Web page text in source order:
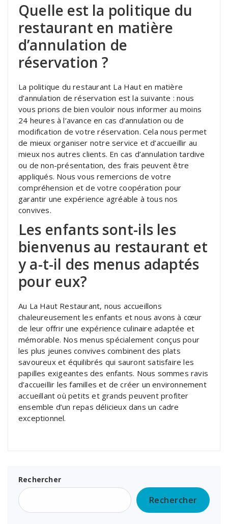
Quelle est la politique du
restaurant en matière
d’annulation de
réservation ?
La politique du restaurant La Haut en matière
d’annulation de réservation est la suivante : nous
vous prions de bien vouloir nous informer au moins
24 heures à l’avance en cas d’annulation ou de
modification de votre réservation. Cela nous permet
de mieux organiser notre service et d’accueillir au
mieux nos autres clients. En cas d’annulation tardive
ou de non-présentation, des frais peuvent être
appliqués. Nous vous remercions de votre
compréhension et de votre coopération pour
garantir une expérience agréable à tous nos
convives.
Les enfants sont-ils les
bienvenus au restaurant et
y a-t-il des menus adaptés
pour eux?
Au La Haut Restaurant, nous accueillons
chaleureusement les enfants et nous avons à cœur
de leur offrir une expérience culinaire adaptée et
mémorable. Nos menus spécialement conçus pour
les plus jeunes convives combinent des plats
savoureux et équilibrés qui sauront satisfaire les
papilles exigeantes des enfants. Nous sommes ravis
d’accueillir les familles et de créer un environnement
accueillant où petits et grands peuvent profiter
ensemble d’un repas délicieux dans un cadre
exceptionnel.
Rechercher
Rechercher